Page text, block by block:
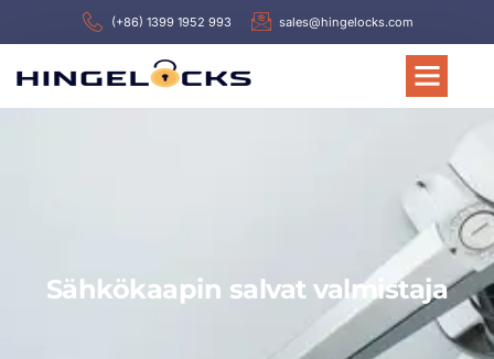
(+86) 1399 1952 993 sales@hingelocks.com
Sähkökaapin salvat valmistaja